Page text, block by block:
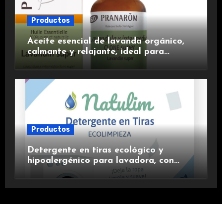
Productos
Aceite esencial de lavanda orgánico,
calmante y relajante, ideal para
Productos
Detergente en tiras ecológico y
hipoalergénico para lavadora, con
suavizante incluido y fragancia de
lavanda.